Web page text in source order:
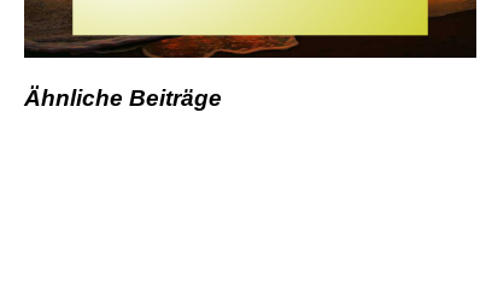
Ähnliche Beiträge